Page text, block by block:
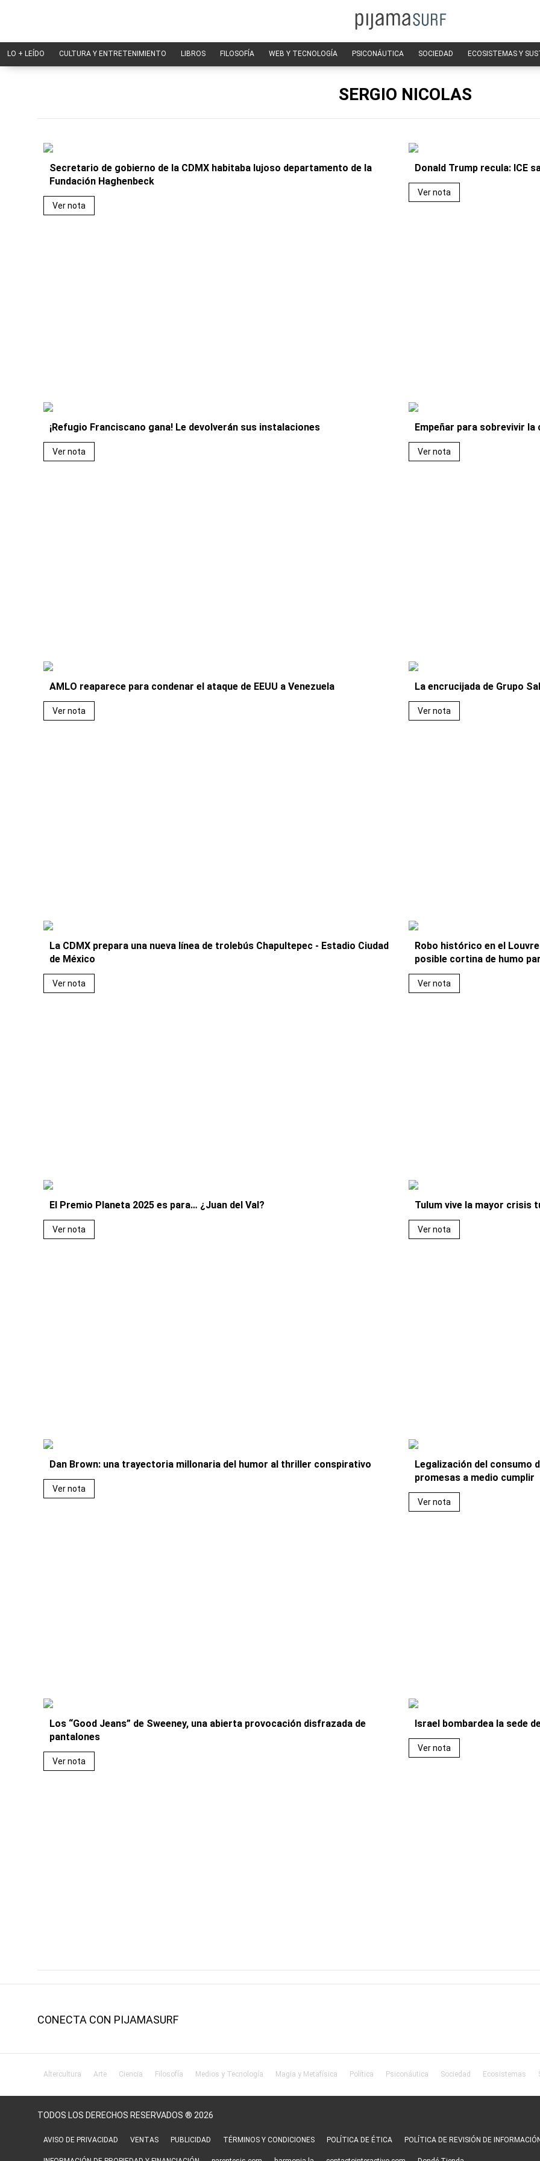
LO + LEÍDO CULTURA Y ENTRETENIMIENTO LIBROS FILOSOFÍA WEB Y TECNOLOGÍA PSICONÁUTICA SOCIEDAD ECOSISTEMAS Y
SERGIO NICOLAS
Secretario de gobierno de la CDMX habitaba lujoso departamento de la
Fundación Haghenbeck
Ver nota
Donald Trump recula: ICE
Ver nota
¡Refugio Franciscano gana! Le devolverán sus instalaciones
Ver nota
Empeñar para sobrevivir
Ver nota
AMLO reaparece para condenar el ataque de EEUU a Venezuela
Ver nota
La encrucijada de Grupo
Ver nota
La CDMX prepara una nueva línea de trolebús Chapultepec - Estadio Ciudad
de México
Ver nota
Robo histórico en el
posible cortina de humo
Ver nota
El Premio Planeta 2025 es para… ¿Juan del Val?
Ver nota
Tulum vive la mayor crisis
Ver nota
Dan Brown: una trayectoria millonaria del humor al thriller conspirativo
Ver nota
Legalización del consumo
promesas a medio cumplir
Ver nota
Los “Good Jeans” de Sweeney, una abierta provocación disfrazada de
pantalones
Ver nota
Israel bombardea la sede
Ver nota
CONECTA CON PIJAMASURF
Altercultura Arte Ciencia Filosofía Medios y Tecnología Magia y Metafísica Política Psiconáutica Sociedad Ecosistemas
TODOS LOS DERECHOS RESERVADOS ® 2026
AVISO DE PRIVACIDAD VENTAS PUBLICIDAD TÉRMINOS Y CONDICIONES POLÍTICA DE ÉTICA POLÍTICA DE REVISIÓN DE INFORMACIÓN